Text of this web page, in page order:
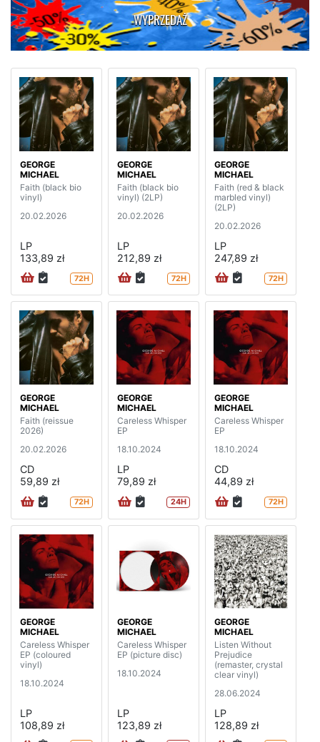
WYPRZEDAŻ
GEORGE
MICHAEL
Faith (black bio
vinyl)
20.02.2026
LP
133,89 zł
72H
GEORGE
MICHAEL
Faith (black bio
vinyl) (2LP)
20.02.2026
LP
212,89 zł
72H
GEORGE
MICHAEL
Faith (red & black
marbled vinyl)
(2LP)
20.02.2026
LP
247,89 zł
72H
GEORGE
MICHAEL
Faith (reissue
2026)
20.02.2026
CD
59,89 zł
72H
GEORGE
MICHAEL
Careless Whisper
EP
18.10.2024
LP
79,89 zł
24H
GEORGE
MICHAEL
Careless Whisper
EP
18.10.2024
CD
44,89 zł
72H
GEORGE
MICHAEL
Careless Whisper
EP (coloured
vinyl)
18.10.2024
LP
108,89 zł
GEORGE
MICHAEL
Careless Whisper
EP (picture disc)
18.10.2024
LP
123,89 zł
GEORGE
MICHAEL
Listen Without
Prejudice
(remaster, crystal
clear vinyl)
28.06.2024
LP
128,89 zł